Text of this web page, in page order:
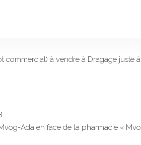
commercial) à vendre à Dragage juste
Ada en face de la pharmacie «